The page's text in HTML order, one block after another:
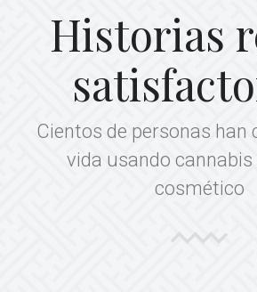
Historias
Cientos de personas han
vida usando
cosmético